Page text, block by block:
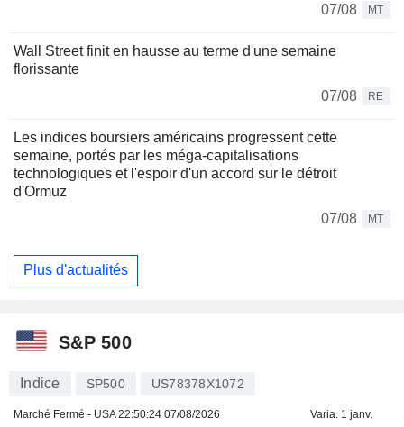
07/08
MT
Wall Street finit en hausse au terme d'une semaine
florissante
07/08
RE
Les indices boursiers américains progressent cette
semaine, portés par les méga-capitalisations
technologiques et l'espoir d'un accord sur le détroit
d'Ormuz
07/08
MT
Plus d'actualités
S&P 500
Indice SP500 US78378X1072
Marché Fermé - USA22:50:24 07/08/2026 Varia. 1 janv.